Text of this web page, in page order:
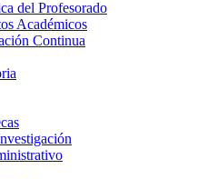
del Profesorado
Académicos
Continua